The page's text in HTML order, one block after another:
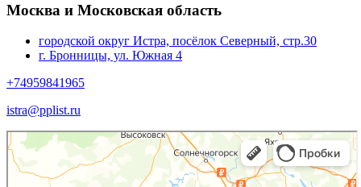
Москва и Московская область
городской округ Истра, посёлок Северный, стр.30
г. Бронницы, ул. Южная 4
+74959841965
istra@pplist.ru